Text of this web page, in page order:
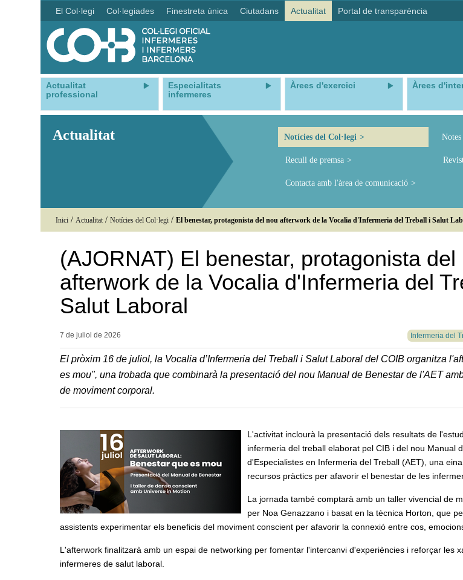
El Col·legi Col·legiades Finestreta única Ciutadans Actualitat Portal de transparència
Actualitat
professional
Especialitats
infermeres
Àrees d'exercici Àrees
Actualitat Notícies del Col·legi Notes
Recull de premsa
Contacta amb l'àrea de comunicació
Inici / Actualitat / Notícies del Col·legi / El benestar, protagonista del nou afterwork de la Vocalia d'Infermeria del Treball i Salut
(AJORNAT) El benestar, protagonista del
afterwork de la Vocalia d'Infermeria del
Salut Laboral
7 de juliol de 2026 Infermeria del
El pròxim 16 de juliol, la Vocalia d’Infermeria del Treball i Salut Laboral del COIB organitza
es mou", una trobada que combinarà la presentació del nou Manual de Benestar de l'AET
de moviment corporal.
L'activitat inclourà la presentació dels resultats de
infermeria del treball elaborat pel CIB i del nou Manual
d'Especialistes en Infermeria del Treball (AET), una
recursos pràctics per afavorir el benestar de les
La jornada també comptarà amb un taller vivencial de
per Noa Genazzano i basat en la tècnica Horton, que
assistents experimentar els beneficis del moviment conscient per afavorir la connexió entre cos,
L'afterwork finalitzarà amb un espai de networking per fomentar l'intercanvi d'experiències i reforçar les
infermeres de salut laboral.